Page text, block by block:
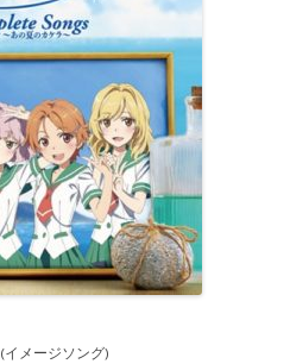
(イメージソング)